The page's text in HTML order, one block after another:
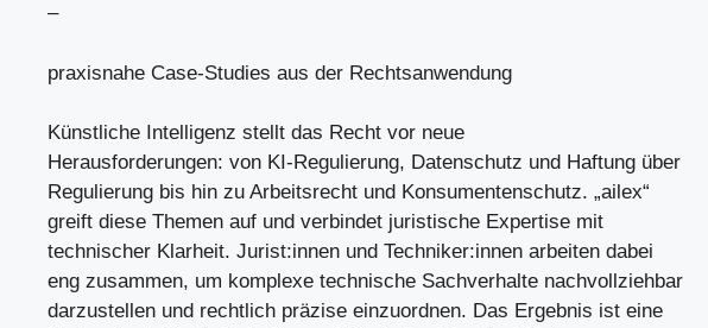
–
praxisnahe Case-Studies aus der Rechtsanwendung
Künstliche Intelligenz stellt das Recht vor neue
Herausforderungen: von KI-Regulierung, Datenschutz und Haftung über
Regulierung bis hin zu Arbeitsrecht und Konsumentenschutz. „ailex“
greift diese Themen auf und verbindet juristische Expertise mit
technischer Klarheit. Jurist:innen und Techniker:innen arbeiten dabei
eng zusammen, um komplexe technische Sachverhalte nachvollziehbar
darzustellen und rechtlich präzise einzuordnen. Das Ergebnis ist eine